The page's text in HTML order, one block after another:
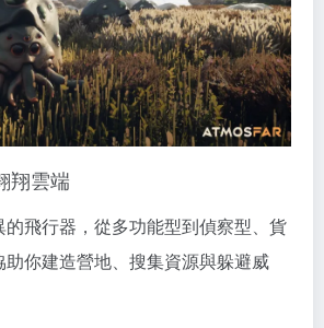
翔雲端
飛行器，從多功能型到偵察型、貨
你建造營地、搜集資源與躲避威